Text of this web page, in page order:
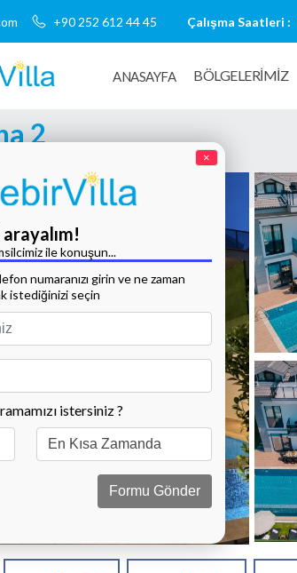
+90 252 612 44 45 Çalışma Saatleri :
ANASAYFA BÖLGELERİMİZ
2
Göster
×
arayalım!
ile konuşun...
numaranızı girin ve ne zaman
istediğinizi seçin
istersiniz ?
Formu Gönder